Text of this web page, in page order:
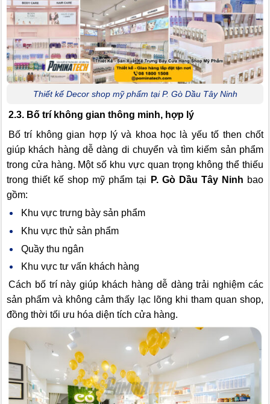
Thiết kế Decor shop mỹ phẩm tại P. Gò Dầu Tây Ninh
2.3. Bố trí không gian thông minh, hợp lý
Bố trí không gian hợp lý và khoa học là yếu tố then chốt
giúp khách hàng dễ dàng di chuyển và tìm kiếm sản phẩm
trong cửa hàng. Một số khu vực quan trọng không thể thiếu
trong thiết kế shop mỹ phẩm tại
P. Gò Dầu Tây Ninh bao
gồm:
Khu vực trưng bày sản phẩm
Khu vực thử sản phẩm
Quầy thu ngân
Khu vực tư vấn khách hàng
Cách bố trí này giúp khách hàng dễ dàng trải nghiệm các
sản phẩm và không cảm thấy lạc lõng khi tham quan shop,
đồng thời tối ưu hóa diện tích cửa hàng.